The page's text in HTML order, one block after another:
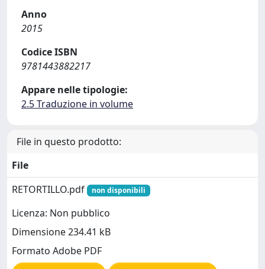
Anno
2015
Codice ISBN
9781443882217
Appare nelle tipologie:
2.5 Traduzione in volume
File in questo prodotto:
File
RETORTILLO.pdf
non disponibili
Licenza: Non pubblico
Dimensione 234.41 kB
Formato Adobe PDF